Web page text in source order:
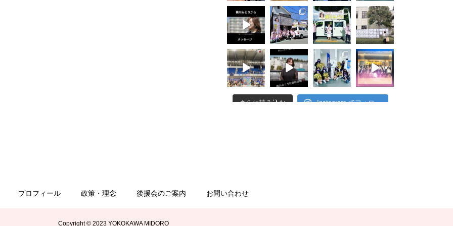
さらに読み込む Instagram でフォロー
プロフィール 政策・理念 後援会のご案内 お問い合わせ
Copyright © 2023 YOKOKAWA MIDORO